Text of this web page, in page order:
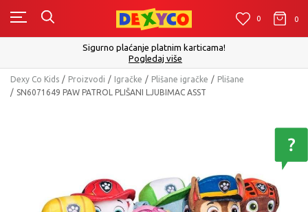
0 0
Sigurno plaćanje platnim karticama!
Pogledaj više
Dexy Co Kids Proizvodi Igračke Plišane igračke
Plišane
SN6071649 PAW PATROL PLIŠANI LJUBIMAC ASST